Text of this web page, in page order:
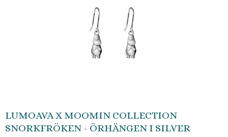
LUMOAVA X MOOMIN COLLECTION
SNORKFRÖKEN - ÖRHÄNGEN I SILVER